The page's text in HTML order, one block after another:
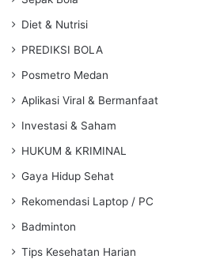
Diet & Nutrisi
PREDIKSI BOLA
Posmetro Medan
Aplikasi Viral & Bermanfaat
Investasi & Saham
HUKUM & KRIMINAL
Gaya Hidup Sehat
Rekomendasi Laptop / PC
Badminton
Tips Kesehatan Harian